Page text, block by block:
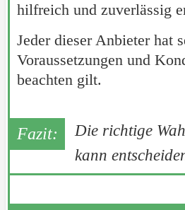
hilfreich und zuverlässig
Jeder dieser Anbieter hat
Voraussetzungen und
beachten gilt.
Die richtige
kann